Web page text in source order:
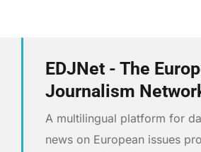
EDJNet - The
Journalism
A multilingual platform for
news on European issues